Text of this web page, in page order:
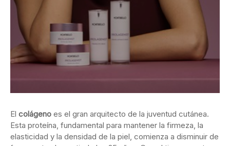
El colágeno es el gran arquitecto de la juventud cutánea.
Esta proteína, fundamental para mantener la firmeza, la
elasticidad y la densidad de la piel, comienza a disminuir de